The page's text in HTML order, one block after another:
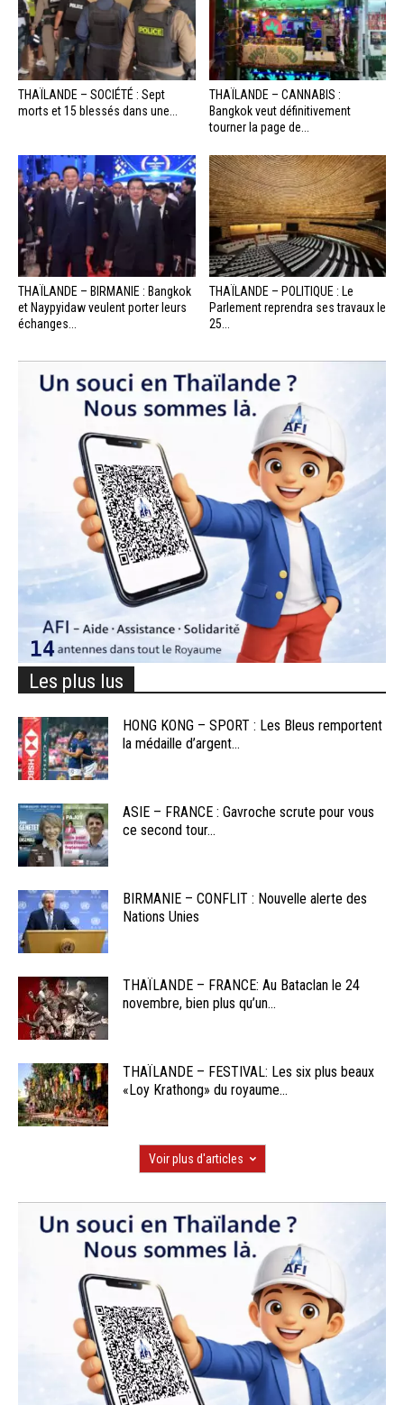
THAÏLANDE – SOCIÉTÉ : Sept
morts et 15 blessés dans une...
THAÏLANDE – CANNABIS :
Bangkok veut définitivement
tourner la page de...
THAÏLANDE – BIRMANIE : Bangkok
et Naypyidaw veulent porter leurs
échanges...
THAÏLANDE – POLITIQUE : Le
Parlement reprendra ses travaux le
25...
Les plus lus
HONG KONG – SPORT : Les Bleus remportent
la médaille d’argent...
ASIE – FRANCE : Gavroche scrute pour vous
ce second tour...
BIRMANIE – CONFLIT : Nouvelle alerte des
Nations Unies
THAÏLANDE – FRANCE: Au Bataclan le 24
novembre, bien plus qu’un...
THAÏLANDE – FESTIVAL: Les six plus beaux
«Loy Krathong» du royaume...
Voir plus d'articles